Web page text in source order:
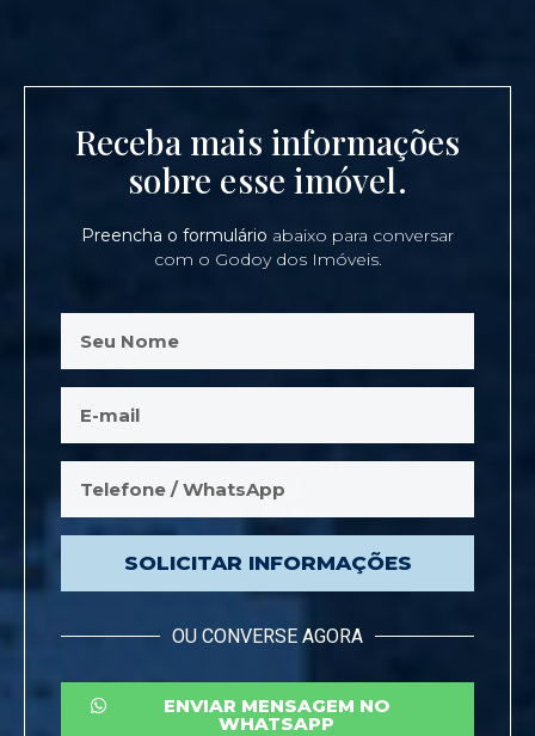
Receba mais informações
sobre esse imóvel.
Preencha o formulário abaixo para conversar
com o Godoy dos Imóveis.
SOLICITAR INFORMAÇÕES
OU CONVERSE AGORA
ENVIAR MENSAGEM NO
WHATSAPP